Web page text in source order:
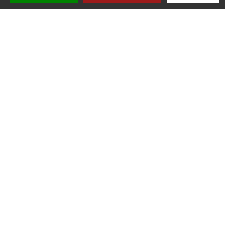
Commune de Saint-Mesmes